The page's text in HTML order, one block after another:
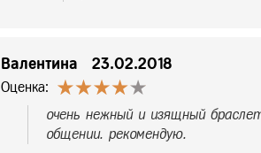
Валентина 23.02.2018
Оценка:
очень нежный и изящный
общении. рекомендую.